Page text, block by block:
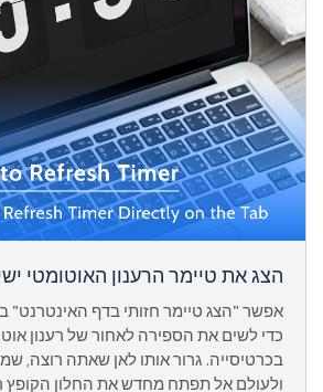
הצג את טיימר הרענון האוטומטי
אפשר "הצג טיימר חזותי בדף האינטרנט"
כדי לשים את הספירה לאחור של רענון
בכרטיסייה. גרור אותו לאן שאתה רוצה,
ולעולם אל תפתח מחדש את החלון הקופץ